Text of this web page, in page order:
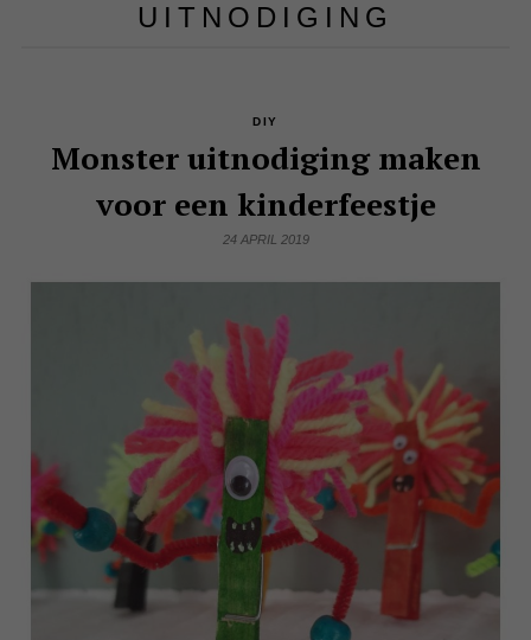
UITNODIGING
DIY
Monster uitnodiging maken
voor een kinderfeestje
24 APRIL 2019